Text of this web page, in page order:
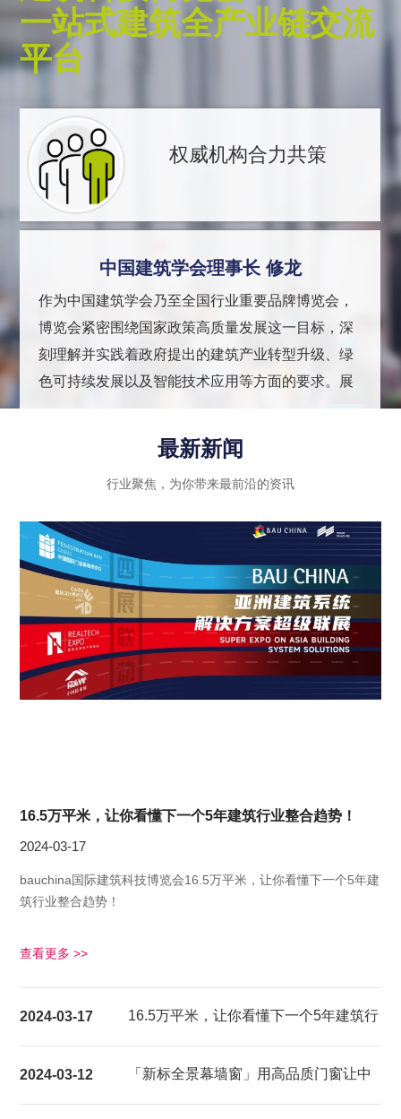
一站式建筑全产业链交流
平台
权威机构合力共策
中国建筑学会理事长 修龙
作为中国建筑学会乃至全国行业重要品牌博览会，
博览会紧密围绕国家政策高质量发展这一目标，深
刻理解并实践着政府提出的建筑产业转型升级、绿
色可持续发展以及智能技术应用等方面的要求。展
用，同时注重政策法规的引导和推动作用，进一步
推动建筑行业向高质量发展迈进。
最新新闻
行业聚焦，为你带来最前沿的资讯
16.5万平米，让你看懂下一个5年建筑行业整合趋势！
2024-03-17
bauchina国际建筑科技博览会16.5万平米，让你看懂下一个5年建
筑行业整合趋势！
查看更多 >>
2024-03-17 16.5万平米，让你看懂下一个5年建筑行
2024-03-12
「新标全景幕墙窗」用高品质门窗让中